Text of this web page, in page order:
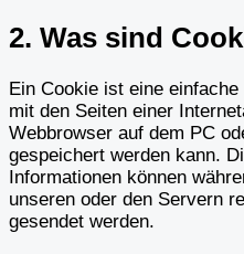
2. Was sind
Ein Cookie ist eine
mit den Seiten einer
Webbrowser auf dem PC
gespeichert werden kann.
Informationen können
unseren oder den Servern
gesendet werden.